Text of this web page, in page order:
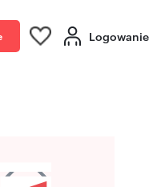
Logowanie